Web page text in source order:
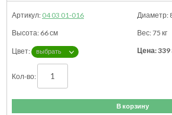
04 03 01-016
66см 75 кг
339
В корзину